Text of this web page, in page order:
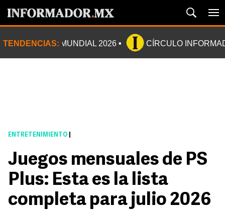
TENDENCIAS: MUNDIAL 2026 CÍRCULO
ENTRETENIMIENTO
Juegos mensuales de PS
Plus: Esta es la lista
completa para julio 2026